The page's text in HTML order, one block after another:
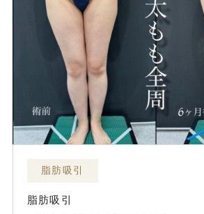
脂肪吸引
脂肪吸引